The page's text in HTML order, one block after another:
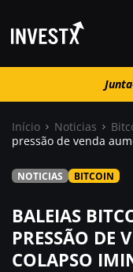
Guias
Trading
Início Noticias
pressão de venda
NOTICIAS BITCOIN
BALEIAS
PRESSÃO DE
COLAPSO